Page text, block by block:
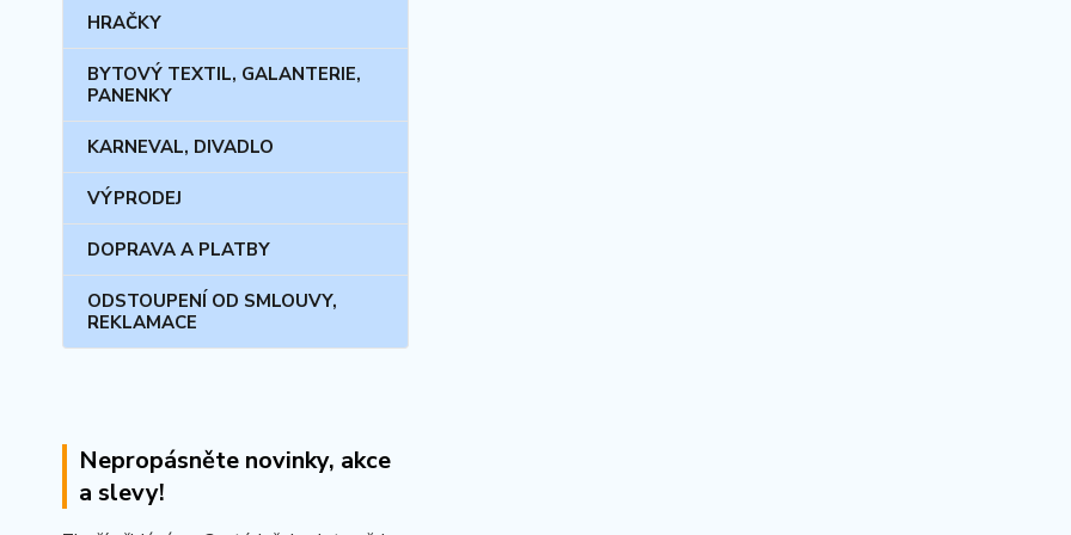
HRAČKY
BYTOVÝ TEXTIL, GALANTERIE,
PANENKY
KARNEVAL, DIVADLO
VÝPRODEJ
DOPRAVA A PLATBY
ODSTOUPENÍ OD SMLOUVY,
REKLAMACE
Nepropásněte novinky, akce
a slevy!